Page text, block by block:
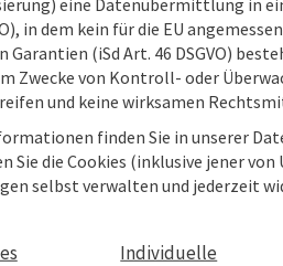
Deine
Felder mit *sind
in dem kein für die EU
Garantien (iSd Art. 46 DSGVO)
Zwecke von Kontroll- oder
und keine wirksamen
finden Sie in unserer
Sie die Cookies (inklusive jener
selbst verwalten und jederzeit
Individuelle